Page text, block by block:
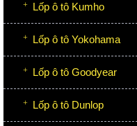
Lốp ô tô Kumho
Lốp ô tô Yokohama
Lốp ô tô Goodyear
Lốp ô tô Dunlop